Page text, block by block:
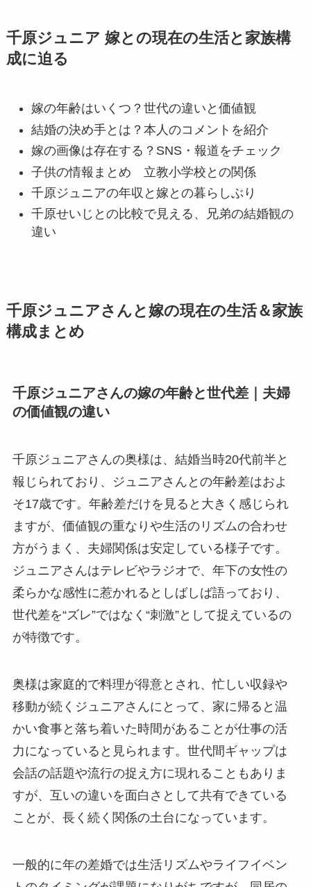
千原ジュニア 嫁との現在の生活と家族構
成に迫る
嫁の年齢はいくつ？世代の違いと価値観
結婚の決め手とは？本人のコメントを紹介
嫁の画像は存在する？SNS・報道をチェック
子供の情報まとめ 立教小学校との関係
千原ジュニアの年収と嫁との暮らしぶり
千原せいじとの比較で見える、兄弟の結婚観の
違い
千原ジュニアさんと嫁の現在の生活＆家族
構成まとめ
千原ジュニアさんの嫁の年齢と世代差｜夫婦
の価値観の違い
千原ジュニアさんの奥様は、結婚当時20代前半と
報じられており、ジュニアさんとの年齢差はおよ
そ17歳です。年齢差だけを見ると大きく感じられ
ますが、価値観の重なりや生活のリズムの合わせ
方がうまく、夫婦関係は安定している様子です。
ジュニアさんはテレビやラジオで、年下の女性の
柔らかな感性に惹かれるとしばしば語っており、
世代差を“ズレ”ではなく“刺激”として捉えているの
が特徴です。
奥様は家庭的で料理が得意とされ、忙しい収録や
移動が続くジュニアさんにとって、家に帰ると温
かい食事と落ち着いた時間があることが仕事の活
力になっていると見られます。世代間ギャップは
会話の話題や流行の捉え方に現れることもありま
すが、互いの違いを面白さとして共有できている
ことが、長く続く関係の土台になっています。
一般的に年の差婚では生活リズムやライフイベン